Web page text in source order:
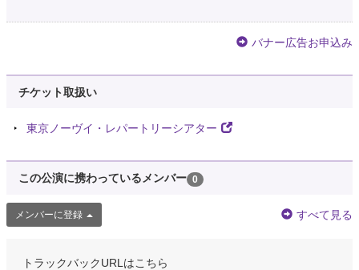
バナー広告お申込み
チケット取扱い
東京ノーヴイ・レパートリーシアター
この公演に携わっているメンバー 0
メンバーに登録 すべて見る
トラックバックURLはこちら